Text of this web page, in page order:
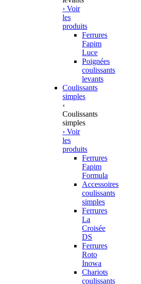
› Voir
les
produits
Ferrures
Fapim
Luce
Poignées
coulissants
levants
Coulissants
simples
‹
Coulissants
simples
› Voir
les
produits
Ferrures
Fapim
Formula
Accessoires
coulissants
simples
Ferrures
La
Croisée
DS
Ferrures
Roto
Inowa
Chariots
coulissants